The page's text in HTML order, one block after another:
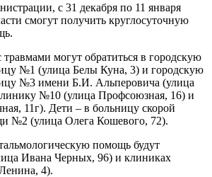
с 31 декабря по 11 января
смогут получить круглосуточную
могут обратиться в городскую
№1 (улица Белы Куна, 3) и городскую
№3 имени Б.И. Альперовича (улица
№10 (улица Профсоюзная, 16) и
11г). Дети – в больницу скорой
№2 (улица Олега Кошевого, 72).
помощь будут
Ивана Черных, 96) и клиниках
4).